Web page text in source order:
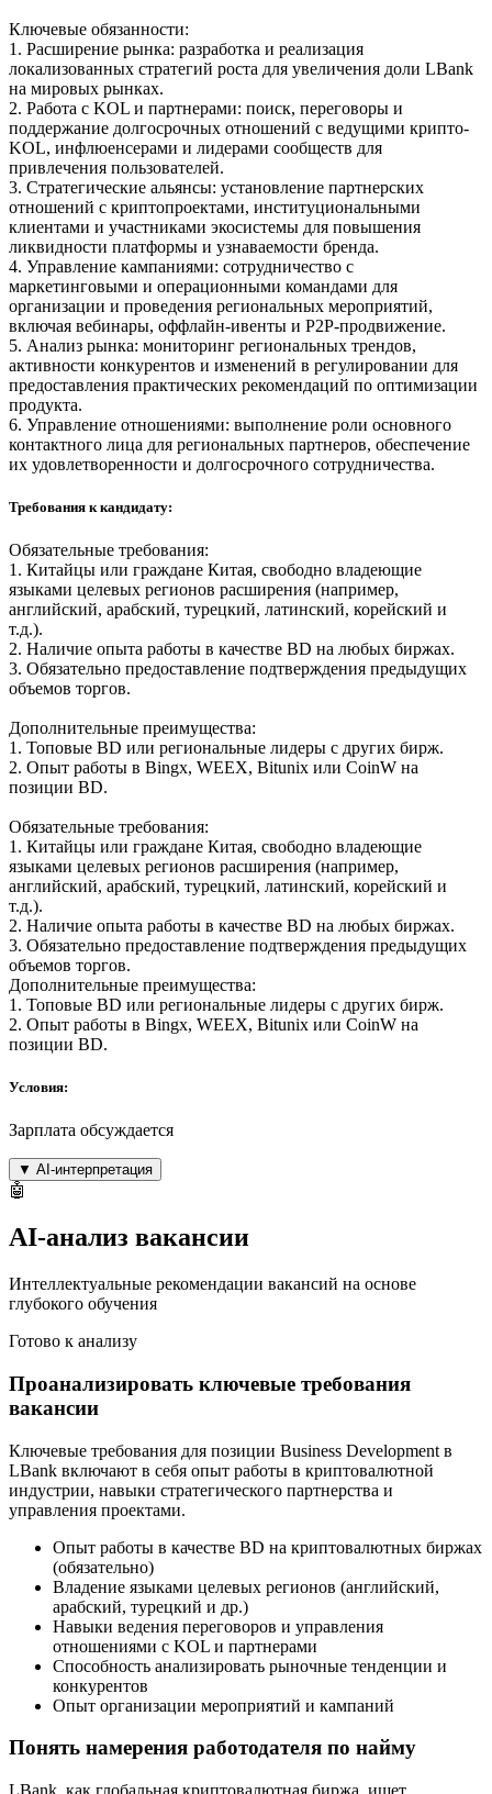
Ключевые обязанности:
1. Расширение рынка: разработка и реализация
локализованных стратегий роста для увеличения доли LBank
на мировых рынках.
2. Работа с KOL и партнерами: поиск, переговоры и
поддержание долгосрочных отношений с ведущими крипто-
KOL, инфлюенсерами и лидерами сообществ для
привлечения пользователей.
3. Стратегические альянсы: установление партнерских
отношений с криптопроектами, институциональными
клиентами и участниками экосистемы для повышения
ликвидности платформы и узнаваемости бренда.
4. Управление кампаниями: сотрудничество с
маркетинговыми и операционными командами для
организации и проведения региональных мероприятий,
включая вебинары, оффлайн-ивенты и P2P-продвижение.
5. Анализ рынка: мониторинг региональных трендов,
активности конкурентов и изменений в регулировании для
предоставления практических рекомендаций по оптимизации
продукта.
6. Управление отношениями: выполнение роли основного
контактного лица для региональных партнеров, обеспечение
их удовлетворенности и долгосрочного сотрудничества.
Требования к кандидату:
Обязательные требования:
1. Китайцы или граждане Китая, свободно владеющие
языками целевых регионов расширения (например,
английский, арабский, турецкий, латинский, корейский и
т.д.).
2. Наличие опыта работы в качестве BD на любых биржах.
3. Обязательно предоставление подтверждения предыдущих
объемов торгов.
Дополнительные преимущества:
1. Топовые BD или региональные лидеры с других бирж.
2. Опыт работы в Bingx, WEEX, Bitunix или CoinW на
позиции BD.
Обязательные требования:
1. Китайцы или граждане Китая, свободно владеющие
языками целевых регионов расширения (например,
английский, арабский, турецкий, латинский, корейский и
т.д.).
2. Наличие опыта работы в качестве BD на любых биржах.
3. Обязательно предоставление подтверждения предыдущих
объемов торгов.
Дополнительные преимущества:
1. Топовые BD или региональные лидеры с других бирж.
2. Опыт работы в Bingx, WEEX, Bitunix или CoinW на
позиции BD.
Условия:
Зарплата обсуждается
▼ AI-интерпретация
🤖
AI-анализ вакансии
Интеллектуальные рекомендации вакансий на основе
глубокого обучения
Готово к анализу
Проанализировать ключевые требования
вакансии
Ключевые требования для позиции Business Development в
LBank включают в себя опыт работы в криптовалютной
индустрии, навыки стратегического партнерства и
управления проектами.
Опыт работы в качестве BD на криптовалютных биржах
(обязательно)
Владение языками целевых регионов (английский,
арабский, турецкий и др.)
Навыки ведения переговоров и управления
отношениями с KOL и партнерами
Способность анализировать рыночные тенденции и
конкурентов
Опыт организации мероприятий и кампаний
Понять намерения работодателя по найму
LBank, как глобальная криптовалютная биржа, ищет